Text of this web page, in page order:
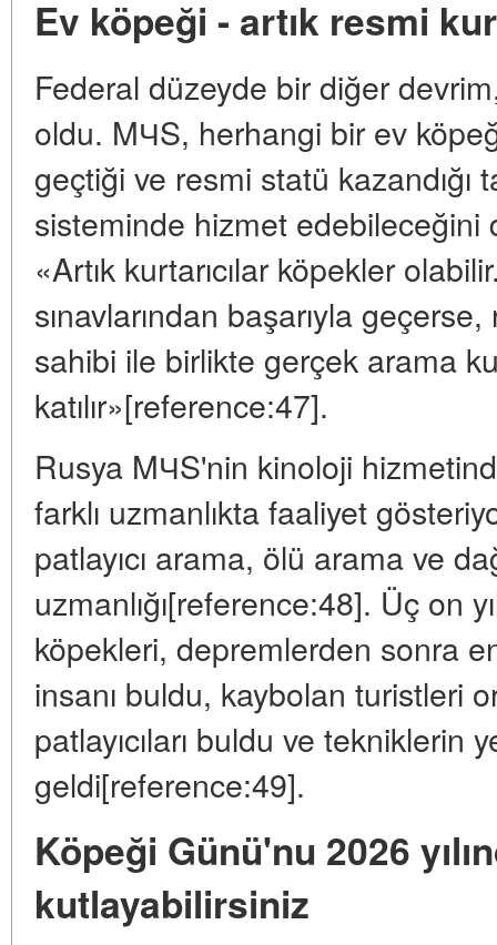
Ev köpeği - artık resmi
Federal düzeyde bir diğer
oldu. MЧS, herhangi bir ev
geçtiği ve resmi statü kazandığı
sisteminde hizmet
«Artık kurtarıcılar köpekler
sınavlarından başarıyla
sahibi ile birlikte gerçek arama
katılır»[reference:47].
Rusya MЧS'nin kinoloji
farklı uzmanlıkta faaliyet
patlayıcı arama, ölü arama ve
uzmanlığı[reference:48]. Üç on
köpekleri, depremlerden sonra
insanı buldu, kaybolan turistleri
patlayıcıları buldu ve tekniklerin
geldi[reference:49].
Köpeği Günü'nu 2026
kutlayabilirsiniz